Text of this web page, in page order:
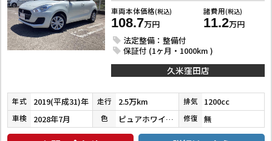
車両本体価格(税込)
108.7万円
諸費用(税込)
11.2万円
法定整備：整備付
保証付 (1ヶ月・1000km )
久米窪田店
年式 2019(平成31)年 走行 2.5万km 排気 1200cc
車検 2028年7月 色 ピュアホワイトパール 修復 無